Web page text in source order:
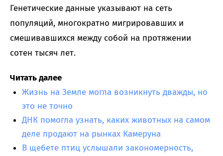
Генетические данные указывают на сеть
популяций, многократно мигрировавших и
смешивавшихся между собой на протяжении
сотен тысяч лет.
Читать далее
Жизнь на Земле могла возникнуть дважды, но
это не точно
ДНК помогла узнать, каких животных на самом
деле продают на рынках Камеруна
В щебете птиц услышали закономерность,